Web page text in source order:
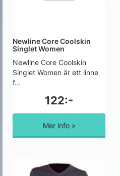
Newline Core Coolskin
Singlet Women
Newline Core Coolskin
Singlet Women är ett linne
f...
122:-
Mer info »